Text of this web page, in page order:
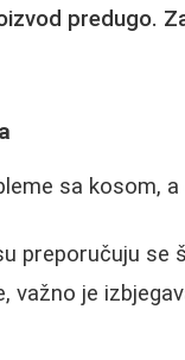
predugo.
sa kosom,
preporučuju se
važno je